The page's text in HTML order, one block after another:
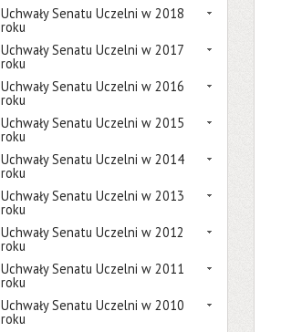
Uchwały Senatu Uczelni w 2018
roku
Uchwały Senatu Uczelni w 2017
roku
Uchwały Senatu Uczelni w 2016
roku
Uchwały Senatu Uczelni w 2015
roku
Uchwały Senatu Uczelni w 2014
roku
Uchwały Senatu Uczelni w 2013
roku
Uchwały Senatu Uczelni w 2012
roku
Uchwały Senatu Uczelni w 2011
roku
Uchwały Senatu Uczelni w 2010
roku